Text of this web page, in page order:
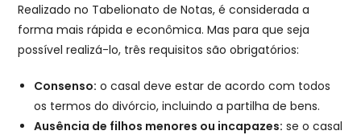
Realizado no Tabelionato de Notas, é considerada a
forma mais rápida e econômica. Mas para que seja
possível realizá-lo, três requisitos são obrigatórios:
Consenso: o casal deve estar de acordo com todos
os termos do divórcio, incluindo a partilha de bens.
Ausência de filhos menores ou incapazes: se o casal